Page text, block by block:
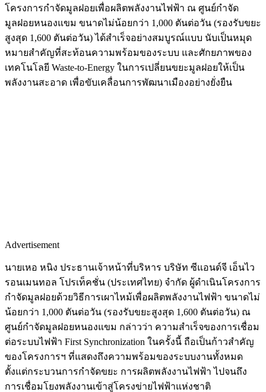
โครงการกำจัดมูลฝอยเพื่อผลิตพลังงานไฟฟ้า ณ ศูนย์กำจัด
มูลฝอยหนองแขม ขนาดไม่น้อยกว่า 1,000 ตันต่อวัน (รองรับขยะ
สูงสุด 1,600 ตันต่อวัน) ได้สำเร็จอย่างสมบูรณ์แบบ นับเป็นหมุด
หมายสำคัญที่สะท้อนความพร้อมของระบบ และศักยภาพของ
เทคโนโลยี Waste-to-Energy ในการเปลี่ยนขยะมูลฝอยให้เป็น
พลังงานสะอาด เพื่อขับเคลื่อนการพัฒนาเมืองอย่างยั่งยืน
Advertisement
นายเหอ หนิง ประธานเจ้าหน้าที่บริหาร บริษัท ซีแอนด์จี เอ็นไว
รอนเมนทอล โปรเท็คชั่น (ประเทศไทย) จำกัด ผู้ดำเนินโครงการ
กำจัดมูลฝอยด้วยวิธีการเผาไหม้เพื่อผลิตพลังงานไฟฟ้า ขนาดไม่
น้อยกว่า 1,000 ตันต่อวัน (รองรับขยะสูงสุด 1,600 ตันต่อวัน) ณ
ศูนย์กำจัดมูลฝอยหนองแขม กล่าวว่า ความสำเร็จของการเชื่อม
ต่อระบบไฟฟ้า First Synchronization ในครั้งนี้ ถือเป็นก้าวสำคัญ
ของโครงการฯ ที่แสดงถึงความพร้อมของระบบงานทั้งหมด
ตั้งแต่กระบวนการกำจัดขยะ การผลิตพลังงานไฟฟ้า ไปจนถึง
การเชื่อมโยงพลังงานเข้าสู่โครงข่ายไฟฟ้าแห่งชาติ